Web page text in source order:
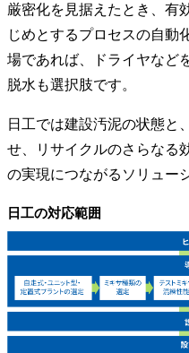
厳密化を見据えたとき、有
じめとするプロセスの自動
場であれば、ドライヤなど
脱水も選択肢です。
日工では建設汚泥の状態と
せ、リサイクルのさらなる
の実現につながるソリュー
日工の対応範囲